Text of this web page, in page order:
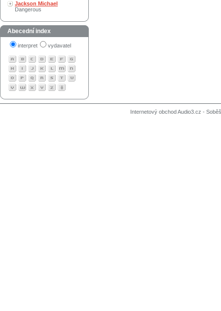
Jackson Michael
Dangerous
Abecední index
interpret vydavatel
Internetový obchod Audio3.cz -